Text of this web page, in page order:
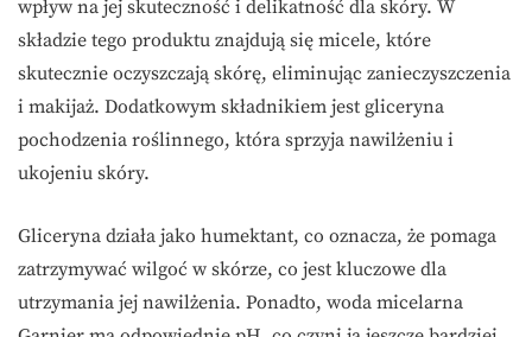
wpływ na jej skuteczność i delikatność dla skóry. W
składzie tego produktu znajdują się micele, które
skutecznie oczyszczają skórę, eliminując zanieczyszczenia
i makijaż. Dodatkowym składnikiem jest gliceryna
pochodzenia roślinnego, która sprzyja nawilżeniu i
ukojeniu skóry.
Gliceryna działa jako humektant, co oznacza, że pomaga
zatrzymywać wilgoć w skórze, co jest kluczowe dla
utrzymania jej nawilżenia. Ponadto, woda micelarna